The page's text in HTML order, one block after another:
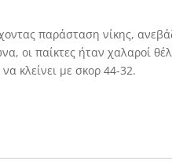
παράσταση νίκης,
οι παίκτες ήταν χαλαροί
κλείνει με σκορ 44-32.